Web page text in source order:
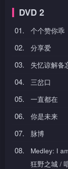
DVD 2
01. 个个赞你乖
02. 分享爱
03. 失忆谅解备
04. 三岔口
05. 一直都在
06. 你是未来
07. 脉博
08.
Medley: I
狂野之城 /